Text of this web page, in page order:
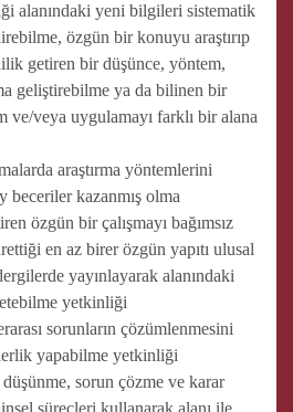
alanındaki yeni bilgileri sistematik
özgün bir konuyu araştırıp
getiren bir düşünce, yöntem,
geliştirebilme ya da bilinen bir
ve/veya uygulamayı farklı bir alana
araştırma yöntemlerini
beceriler kazanmış olma
özgün bir çalışmayı bağımsız
en az birer özgün yapıtı ulusal
yayınlayarak alanındaki
yetkinliği
sorunların çözümlenmesini
yapabilme yetkinliği
düşünme, sorun çözme ve karar
süreçleri kullanarak alanı ile